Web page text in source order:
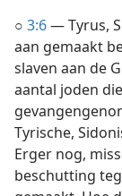
○ 3:6— Tyrus,
aan gemaakt
slaven aan de
aantal joden
Tyrische,
Erger nog,
beschutting